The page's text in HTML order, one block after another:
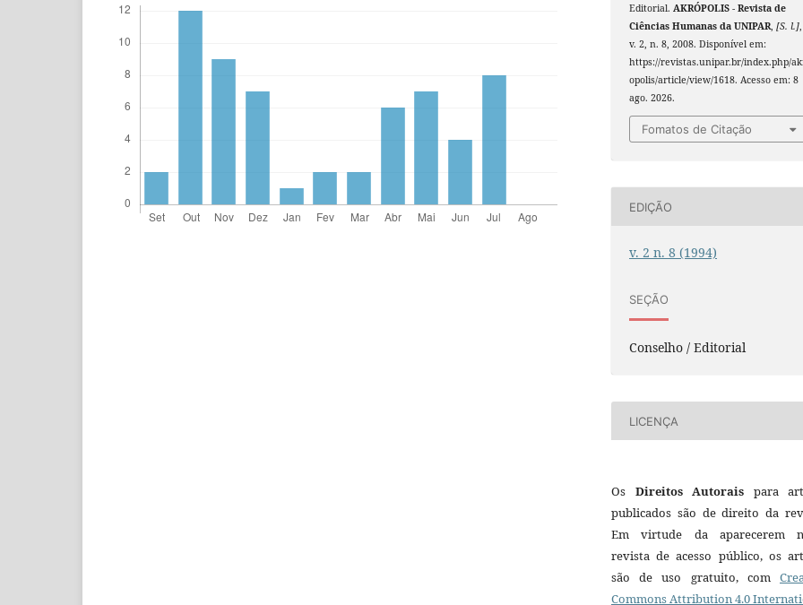
Editorial.AKRÓPOLIS - Revista de
Ciências Humanas da UNIPAR,[S. l.],
v. 2, n. 8, 2008. Disponível em:
https://revistas.unipar.br/index.php/
opolis/article/view/1618. Acesso em: 8
ago. 2026.
Fomatos de Citação
EDIÇÃO
v. 2 n. 8 (1994)
SEÇÃO
Conselho / Editorial
LICENÇA
Os Direitos Autorais para
publicados são de direito da
Em virtude da aparecerem
revista de acesso público, os
são de uso gratuito, com
Commons Attribution 4.0